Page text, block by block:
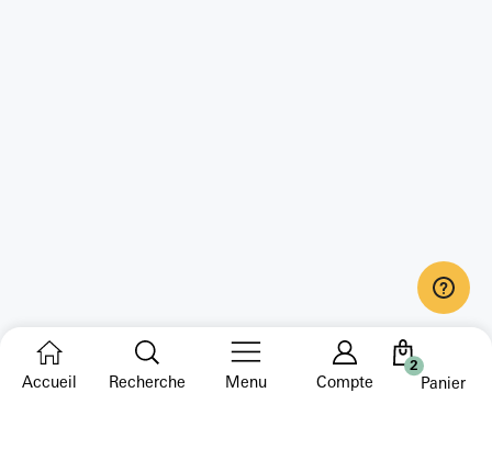
Accueil Recherche Menu Compte
2